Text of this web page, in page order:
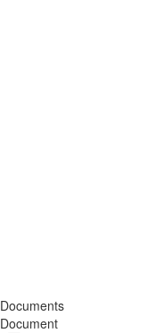
Documents
Document